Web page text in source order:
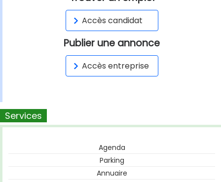
Accès candidat
Publier une annonce
Accès entreprise
Services
Agenda
Parking
Annuaire